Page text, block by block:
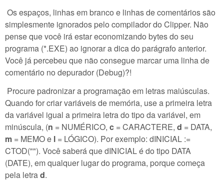
Os espaços, linhas em branco e linhas de comentários são
simplesmente ignorados pelo compilador do Clipper. Não
pense que você irá estar economizando bytes do seu
programa (*.EXE) ao ignorar a dica do parágrafo anterior.
Você já percebeu que não consegue marcar uma linha de
comentário no depurador (Debug)?!
Procure padronizar a programação em letras maiúsculas.
Quando for criar variáveis de memória, use a primeira letra
da variável igual a primeira letra do tipo da variável, em
minúscula, (n = NUMÉRICO, c = CARACTERE, d = DATA,
m = MEMO e l = LÓGICO). Por exemplo: dINICIAL :=
CTOD(""). Você saberá que dINICIAL é do tipo DATA
(DATE), em qualquer lugar do programa, porque começa
pela letrad.